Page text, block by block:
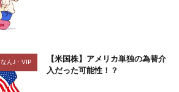
なんJ・VIP
【米国株】アメリカ単独の為替介
入だった可能性！？